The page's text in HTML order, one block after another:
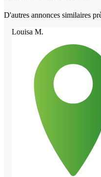
D'autres annonces similaires
Louisa M.